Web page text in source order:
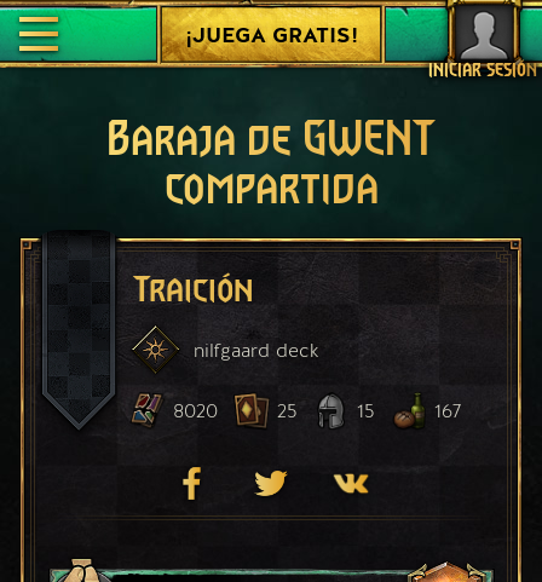
INICIAR SESIÓN
¡JUEGA GRATIS!
Baraja de GWENT
compartida
Traición
nilfgaard deck
8020 25 15 167